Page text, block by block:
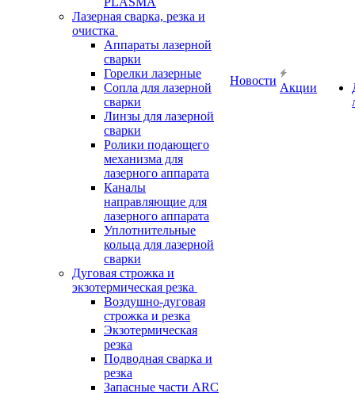
Лазерная сварка, резка и
очистка
Аппараты лазерной
сварки
Горелки лазерные
Сопла для лазерной
сварки
Линзы для лазерной
сварки
Ролики подающего
механизма для
лазерного аппарата
Каналы
направляющие для
лазерного аппарата
Уплотнительные
кольца для лазерной
сварки
Дуговая строжка и
экзотермическая резка
Воздушно-дуговая
строжка и резка
Экзотермическая
резка
Подводная сварка и
резка
Запасные части ARC
Новости
Акции